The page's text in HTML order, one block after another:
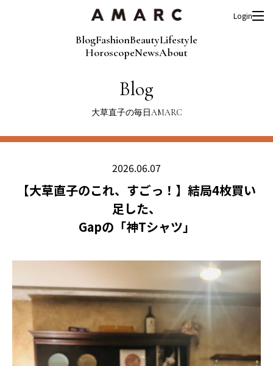
BlogFashionBeautyLifestyle
HoroscopeNewsAbout
Login
Blog
大草直子の毎日AMARC
2026.06.07
【大草直子のこれ、すごっ！】結局4枚買い
足した、
Gapの「神Tシャツ」